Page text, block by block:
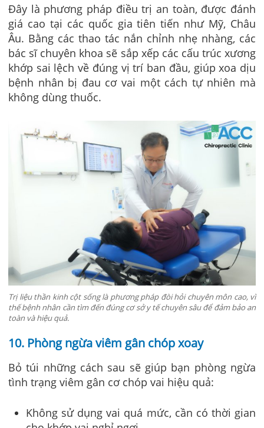
Đây là phương pháp điều trị an toàn, được đánh
giá cao tại các quốc gia tiên tiến như Mỹ, Châu
Âu. Bằng các thao tác nắn chỉnh nhẹ nhàng, các
bác sĩ chuyên khoa sẽ sắp xếp các cấu trúc xương
khớp sai lệch về đúng vị trí ban đầu, giúp xoa dịu
bệnh nhân bị đau cơ vai một cách tự nhiên mà
không dùng thuốc.
Trị liệu thần kinh cột sống là phương pháp đòi hỏi chuyên môn cao, vì
thế bệnh nhân cần tìm đến đúng cơ sở y tế chuyên sâu để đảm bảo an
toàn và hiệu quả.
10. Phòng ngừa viêm gân chóp xoay
Bỏ túi những cách sau sẽ giúp bạn phòng ngừa
tình trạng viêm gân cơ chóp vai hiệu quả:
Không sử dụng vai quá mức, cần có thời gian